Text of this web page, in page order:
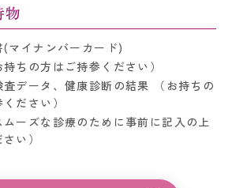
(マイナンバーカード)
ちの方はご持参ください）
データ、健康診断の結果 （お持ちの
ださい）
ムーズな診療のために事前に記入の上
い）